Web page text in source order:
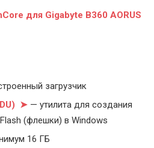
для Gigabyte B360 AORUS
загрузчик
➤ — утилита для создания
(флешки) в Windows
16 ГБ